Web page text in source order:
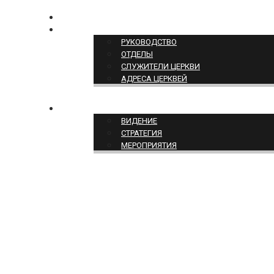
РУКОВОДСТВО
ОТДЕЛЫ
СЛУЖИТЕЛИ ЦЕРКВИ
АДРЕСА ЦЕРКВЕЙ
ВИДЕНИЕ
СТРАТЕГИЯ
МЕРОПРИЯТИЯ